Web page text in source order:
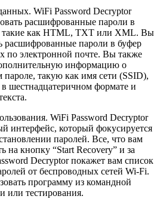
WiFi Password Decryptor
расшифрованные пароли в
такие как HTML, TXT или XML. Вы
расшифрованные пароли в буфер
по электронной почте. Вы также
информацию о
такую как имя сети (SSID),
шестнадцатеричном формате и
WiFi Password Decryptor
интерфейс, который фокусируется
паролей. Все, что вам
на кнопку “Start Recovery” и за
Decryptor покажет вам список
от беспроводных сетей Wi-Fi.
программу из командной
или тестирования.